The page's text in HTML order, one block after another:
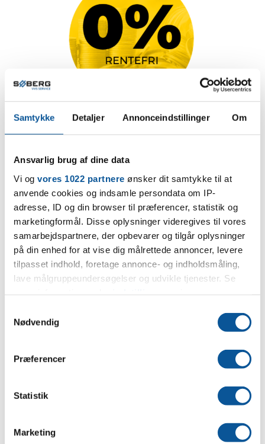
Samtykke Detaljer Annonceindstillinger Om
Ansvarlig brug af dine data
Vi og vores 1022 partnere ønsker dit samtykke til at
anvende cookies og indsamle persondata om IP-
adresse, ID og din browser til præferencer, statistik og
marketingformål. Disse oplysninger videregives til vores
samarbejdspartnere, der opbevarer og tilgår oplysninger
på din enhed for at vise dig målrettede annoncer, levere
tilpasset indhold, foretage annonce- og indholdsmåling,
lave målgruppeundersøgelser og udvikle tjenester. Se
tilbage eller ændre indstillinger fra vores
"Cookiedeklaration", eller ved at trykke på "Privacy
Indsamle præcise oplysninger om din placering,
Identificere din enhed baseret på en scanning af
dens unikke karakteristika (fingerprinting)
Nødvendig
Præferencer
Statistik
Marketing
60 mdr. rentefri finansiering på gulvvarme:
Lån eksempelvis 30.000,- kr. i 60 mdr. ÅOP 4,6%. Fast
debitorrente 0%. Oprettelse 1.500,- kr. Adm. gebyr 35,- kr. / md.
Total sum af ydelser 33.600,- kr. Finansieringen tilbydes i
samarbejde med Resurs Bank.
Benyt nedenstående beregner for beregne lån.